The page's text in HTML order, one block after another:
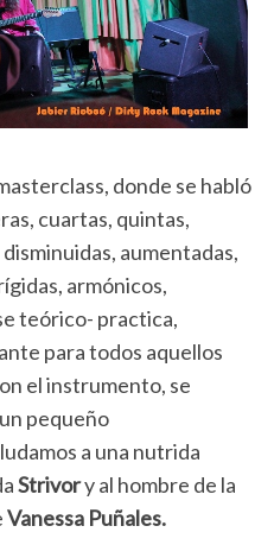
donde se habló
cuartas, quintas,
aumentadas,
armónicos,
teórico- practica,
para todos aquellos
el instrumento, se
pequeño
a una nutrida
Strivory al hombre de la
Vanessa Puñales.